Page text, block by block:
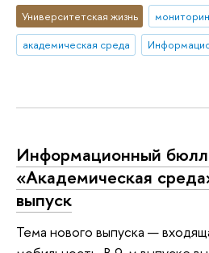
Университетская жизнь
академическая среда
Информационный
«Академическая
выпуск
Тема нового выпуска —